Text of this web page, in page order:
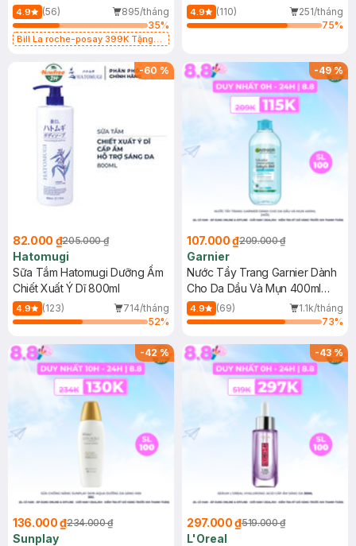
Dụng 40ml
4.9 (56)
895/tháng
35%
Bill La roche-posay 399K Tặng
(SL có hạn)
40ml
4.9 (110)
251/tháng
75%
-60 %
82.000 ₫205.000 ₫
Hatomugi
Sữa Tắm Hatomugi Dưỡng Ẩm
Chiết Xuất Ý Dĩ 800ml
4.9 (123)
714/tháng
52%
-49%
107.000 ₫209.000 ₫
Garnier
Nước Tẩy Trang Garnier Dành
Cho Da Dầu Và Mụn 400ml
(Mới)
4.9 (69)
1.1k/tháng
73%
-42%
136.000 ₫234.000 ₫
Sunplay
-43%
297.000 ₫519.000 ₫
L'Oreal